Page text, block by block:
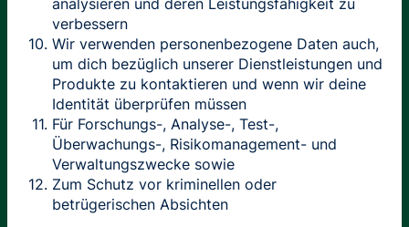
verbessern
Wir verwenden personenbezogene Daten auch,
um dich bezüglich unserer Dienstleistungen und
Produkte zu kontaktieren und wenn wir deine
Identität überprüfen müssen
Für Forschungs-, Analyse-, Test-,
Überwachungs-, Risikomanagement- und
Verwaltungszwecke sowie
Zum Schutz vor kriminellen oder
betrügerischen Absichten